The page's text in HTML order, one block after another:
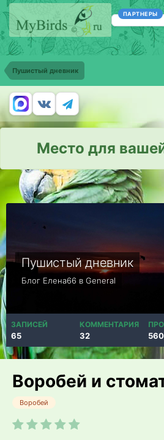
ПАРТНЕРЫ
Пушистый дневник
Место для
Пушистый дневник
Блог Елена66 в General
ЗАПИСЕЙ
65
КОММЕНТАРИЯ
32
Воробей и
Воробей